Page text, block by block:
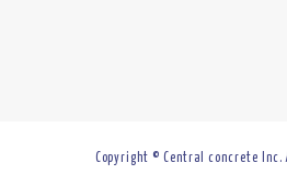
Copyright © Central concrete Inc.